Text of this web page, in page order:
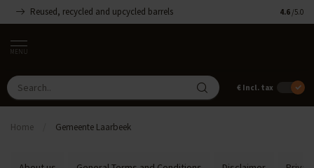
Reused, recycled and upcycled barrels 4.6 /5.0
MENU
€ Incl. tax
Home Gemeente Laarbeek